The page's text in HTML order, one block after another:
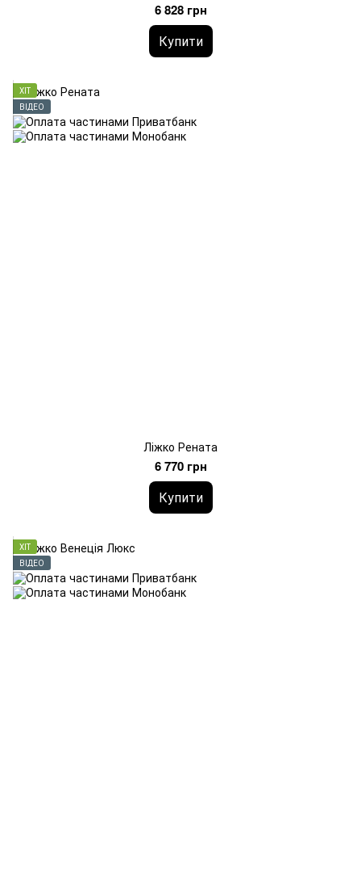
6 828 грн
Купити
ХІТ
ВІДЕО
Ліжко Рената
6 770 грн
Купити
ХІТ
ВІДЕО